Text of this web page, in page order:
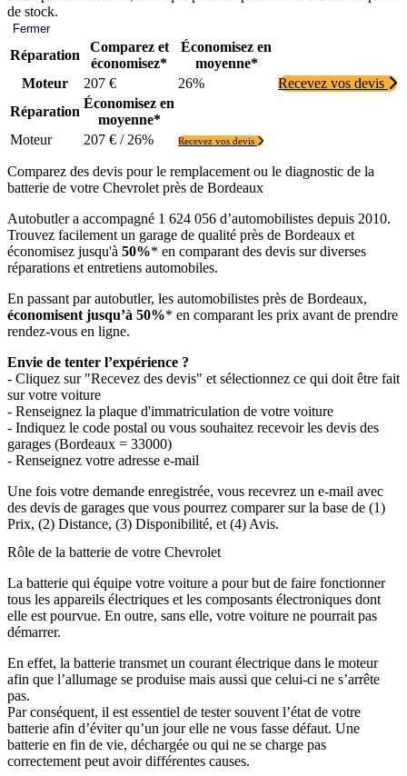
de stock.
Fermer
Réparation
Comparez et
économisez*
Économisez en
moyenne*
Moteur
207 € 26%
Recevez vos devis
Réparation
Économisez en
moyenne*
Moteur
207 € / 26% Recevez vos devis
Comparez des devis pour le remplacement ou le diagnostic de la
batterie de votre Chevrolet près de Bordeaux
Autobutler a accompagné 1 624 056 d’automobilistes depuis 2010.
Trouvez facilement un garage de qualité près de Bordeaux et
économisez jusqu'à 50%* en comparant des devis sur diverses
réparations et entretiens automobiles.
En passant par autobutler, les automobilistes près de Bordeaux,
économisent jusqu’à 50%* en comparant les prix avant de prendre
rendez-vous en ligne.
Envie de tenter l’expérience ?
- Cliquez sur "Recevez des devis" et sélectionnez ce qui doit être fait
sur votre voiture
- Renseignez la plaque d'immatriculation de votre voiture
- Indiquez le code postal ou vous souhaitez recevoir les devis des
garages (Bordeaux = 33000)
- Renseignez votre adresse e-mail
Une fois votre demande enregistrée, vous recevrez un e-mail avec
des devis de garages que vous pourrez comparer sur la base de (1)
Prix, (2) Distance, (3) Disponibilité, et (4) Avis.
Rôle de la batterie de votre Chevrolet
La batterie qui équipe votre voiture a pour but de faire fonctionner
tous les appareils électriques et les composants électroniques dont
elle est pourvue. En outre, sans elle, votre voiture ne pourrait pas
démarrer.
En effet, la batterie transmet un courant électrique dans le moteur
afin que l’allumage se produise mais aussi que celui-ci ne s’arrête
pas.
Par conséquent, il est essentiel de tester souvent l’état de votre
batterie afin d’éviter qu’un jour elle ne vous fasse défaut. Une
batterie en fin de vie, déchargée ou qui ne se charge pas
correctement peut avoir différentes causes.